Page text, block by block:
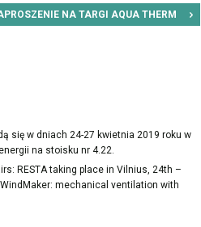
NA TARGI AQUA THERM
się w dniach 24-27 kwietnia 2019 roku w
na stoisku nr 4.22.
RESTA taking place in Vilnius, 24th –
mechanical ventilation with